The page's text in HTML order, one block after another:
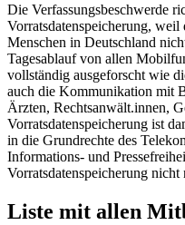
Die Verfassungsbeschwerde
Vorratsdatenspeicherung,
Menschen in Deutschland
Tagesablauf von allen
vollständig ausgeforscht wie
auch die Kommunikation mit
Ärzten, Rechtsanwält.innen,
Vorratsdatenspeicherung ist
in die Grundrechte des
Informations- und
Vorratsdatenspeicherung
Liste mit allen